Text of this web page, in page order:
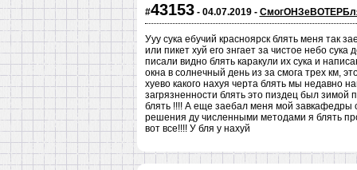
#43153- 04.07.2019 -
Ууу сука ебучий красноярск блять меня так
или пикет хуй его знгает за чистое небо
писали видно блять каракули их сука и
окна в солнечный день из за смога трех км,
хуево какого нахуя черта блять мы недавно
загрязненности блять это пиздец был зимой
блять !!!! А еще заебал меня мой завкафедры
решения ду численными методами я блять
вот все!!!! У бля у нахуй